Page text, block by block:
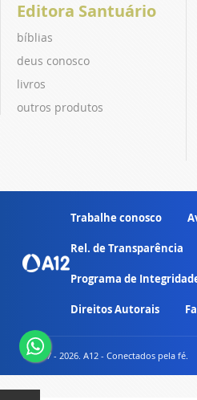
Editora Santuário
bíblias
deus conosco
livros
outros produtos
Trabalhe conosco
Rel. de Transparência
Programa de
Direitos Autorais
© 2007 - 2026. A12 - Conectados pela fé.